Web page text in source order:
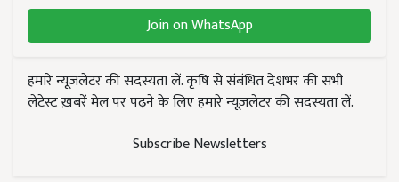
Join on WhatsApp
हमारे न्यूज़लेटर की सदस्यता लें. कृषि से संबंधित देशभर की सभी
लेटेस्ट ख़बरें मेल पर पढ़ने के लिए हमारे न्यूज़लेटर की सदस्यता लें.
Subscribe Newsletters